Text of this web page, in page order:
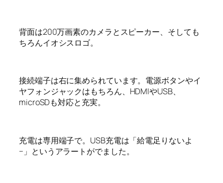
背面は200万画素のカメラとスピーカー、そしても
ちろんイオシスロゴ。
接続端子は右に集められています。電源ボタンやイ
ヤフォンジャックはもちろん、HDMIやUSB、
microSDも対応と充実。
充電は専用端子で。USB充電は「給電足りないよ
−」というアラートがでました。